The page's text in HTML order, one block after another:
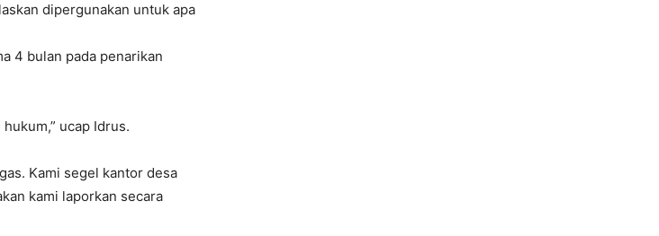
dipergunakan untuk apa
4 bulan pada penarikan
ucap Idrus.
Kami segel kantor desa
kami laporkan secara